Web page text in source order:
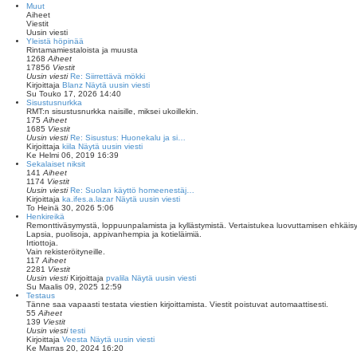
Muut
Aiheet
Viestit
Uusin viesti
Yleistä höpinää
Rintamamiestaloista ja muusta
1268 Aiheet
17856 Viestit
Uusin viesti Re: Siirrettävä mökki
Kirjoittaja Blanz Näytä uusin viesti
Su Touko 17, 2026 14:40
Sisustusnurkka
RMT:n sisustusnurkka naisille, miksei ukoillekin.
175 Aiheet
1685 Viestit
Uusin viesti Re: Sisustus: Huonekalu ja si…
Kirjoittaja kiila Näytä uusin viesti
Ke Helmi 06, 2019 16:39
Sekalaiset niksit
141 Aiheet
1174 Viestit
Uusin viesti Re: Suolan käyttö homeenestäj…
Kirjoittaja ka.ifes.a.lazar Näytä uusin viesti
To Heinä 30, 2026 5:06
Henkireikä
Remonttiväsymystä, loppuunpalamista ja kyllästymistä. Vertaistukea luovuttamisen
Lapsia, puolisoja, appivanhempia ja kotieläimiä.
Irtiottoja.
Vain rekisteröityneille.
117 Aiheet
2281 Viestit
Uusin viestiKirjoittaja pvalila Näytä uusin viesti
Su Maalis 09, 2025 12:59
Testaus
Tänne saa vapaasti testata viestien kirjoittamista. Viestit poistuvat automaattisesti.
55 Aiheet
139 Viestit
Uusin viesti testi
Kirjoittaja Veesta Näytä uusin viesti
Ke Marras 20, 2024 16:20